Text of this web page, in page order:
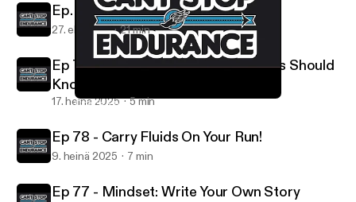
Coach Kevin Coffee Break #1 - LOOK UP
Ep. 80: Back To Run School
27. elo 2025 21 min
Ep 79: How's The Weather? Runners Should
Know.
17. heinä 2025 5 min
Ep 78 - Carry Fluids On Your Run!
9. heinä 2025 7 min
Ep 77 - Mindset: Write Your Own Story